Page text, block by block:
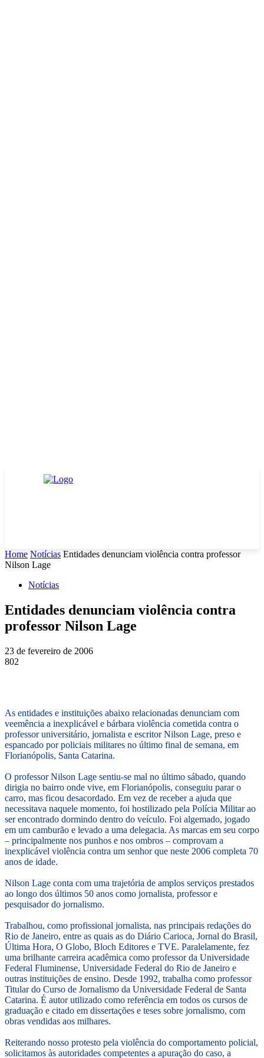
Home Notícias Entidades denunciam violência contra professor
Nilson Lage
Notícias
Entidades denunciam violência contra
professor Nilson Lage
23 de fevereiro de 2006
802
As entidades e instituições abaixo relacionadas denunciam com
veemência a inexplicável e bárbara violência cometida contra o
professor universitário, jornalista e escritor Nilson Lage, preso e
espancado por policiais militares no último final de semana, em
Florianópolis, Santa Catarina.
O professor Nilson Lage sentiu-se mal no último sábado, quando
dirigia no bairro onde vive, em Florianópolis, conseguiu parar o
carro, mas ficou desacordado. Em vez de receber a ajuda que
necessitava naquele momento, foi hostilizado pela Polícia Militar ao
ser encontrado dormindo dentro do veículo. Foi algemado, jogado
em um camburão e levado a uma delegacia. As marcas em seu corpo
– principalmente nos punhos e nos ombros – comprovam a
inexplicável violência contra um senhor que neste 2006 completa 70
anos de idade.
Nilson Lage conta com uma trajetória de amplos serviços prestados
ao longo dos últimos 50 anos como jornalista, professor e
pesquisador do jornalismo.
Trabalhou, como profissional jornalista, nas principais redações do
Rio de Janeiro, entre as quais as do Diário Carioca, Jornal do Brasil,
Última Hora, O Globo, Bloch Editores e TVE. Paralelamente, fez
uma brilhante carreira acadêmica como professor da Universidade
Federal Fluminense, Universidade Federal do Rio de Janeiro e
outras instituições de ensino. Desde 1992, trabalha como professor
Titular do Curso de Jornalismo da Universidade Federal de Santa
Catarina. É autor utilizado como referência em todos os cursos de
graduação e citado em dissertações e teses sobre jornalismo, com
obras vendidas aos milhares.
Reiterando nosso protesto pela violência do comportamento policial,
solicitamos às autoridades competentes a apuração do caso, a